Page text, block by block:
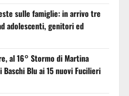
sulle famiglie: in arrivo tre
adolescenti, genitori ed
al 16° Stormo di Martina
Baschi Blu ai 15 nuovi Fucilieri